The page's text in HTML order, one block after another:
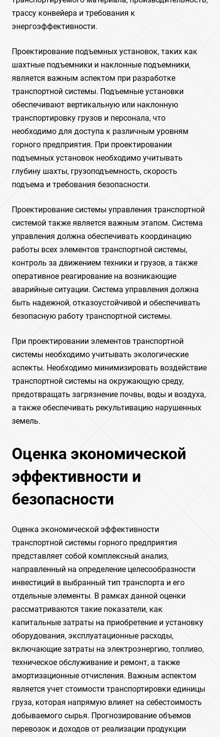
трассу конвейера и требования к
энергоэффективности.
Проектирование подъемных установок‚ таких как
шахтные подъемники и наклонные подъемники‚
является важным аспектом при разработке
транспортной системы. Подъемные установки
обеспечивают вертикальную или наклонную
транспортировку грузов и персонала‚ что
необходимо для доступа к различным уровням
горного предприятия. При проектировании
подъемных установок необходимо учитывать
глубину шахты‚ грузоподъемность‚ скорость
подъема и требования безопасности.
Проектирование системы управления транспортной
системой также является важным этапом. Система
управления должна обеспечивать координацию
работы всех элементов транспортной системы‚
контроль за движением техники и грузов‚ а также
оперативное реагирование на возникающие
аварийные ситуации. Система управления должна
быть надежной‚ отказоустойчивой и обеспечивать
безопасную работу транспортной системы.
При проектировании элементов транспортной
системы необходимо учитывать экологические
аспекты. Необходимо минимизировать воздействие
транспортной системы на окружающую среду‚
предотвращать загрязнение почвы‚ воды и воздуха‚
а также обеспечивать рекультивацию нарушенных
земель.
Оценка экономической
эффективности и
безопасности
Оценка экономической эффективности
транспортной системы горного предприятия
представляет собой комплексный анализ‚
направленный на определение целесообразности
инвестиций в выбранный тип транспорта и его
отдельные элементы. В рамках данной оценки
рассматриваются такие показатели‚ как
капитальные затраты на приобретение и установку
оборудования‚ эксплуатационные расходы‚
включающие затраты на электроэнергию‚ топливо‚
техническое обслуживание и ремонт‚ а также
амортизационные отчисления. Важным аспектом
является учет стоимости транспортировки единицы
груза‚ которая напрямую влияет на себестоимость
добываемого сырья. Прогнозирование объемов
перевозок и доходов от реализации продукции